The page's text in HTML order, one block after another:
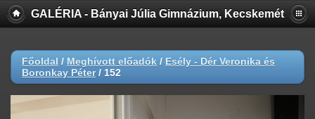
GALÉRIA - Bányai Júlia Gimnázium, Kecskemét
Főoldal / Meghívott előadók / Esély - Dér Veronika és
Boronkay Péter/ 152